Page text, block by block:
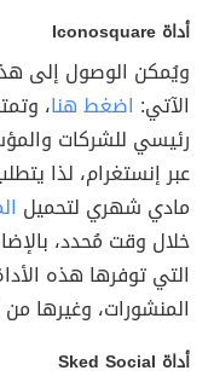
أداة Iconosquare
ويُمكن الوصول إلى
الآتي: اضغط هنا،
رئيسي للشركات
عبر إنستغرام، لذا
مادي شهري لتحميل
خلال وقت مُحدد،
التي توفرها هذه
المنشورات، وغيرها من
أداة Sked Social